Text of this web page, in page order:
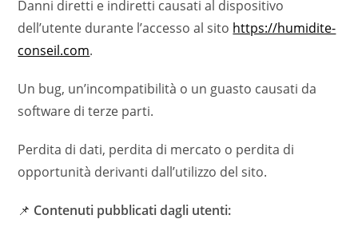
Danni diretti e indiretti causati al dispositivo
dell’utente durante l’accesso al sito https://humidite-
conseil.com.
Un bug, un’incompatibilità o un guasto causati da
software di terze parti.
Perdita di dati, perdita di mercato o perdita di
opportunità derivanti dall’utilizzo del sito.
📌 Contenuti pubblicati dagli utenti: